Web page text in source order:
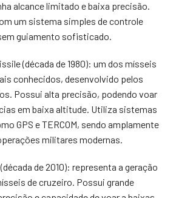
alcance limitado e baixa precisão.
um sistema simples de controle
guiamento sofisticado.
(década de 1980): um dos mísseis
conhecidos, desenvolvido pelos
Possui alta precisão, podendo voar
em baixa altitude. Utiliza sistemas
GPS e TERCOM, sendo amplamente
militares modernas.
de 2010): representa a geração
de cruzeiro. Possui grande